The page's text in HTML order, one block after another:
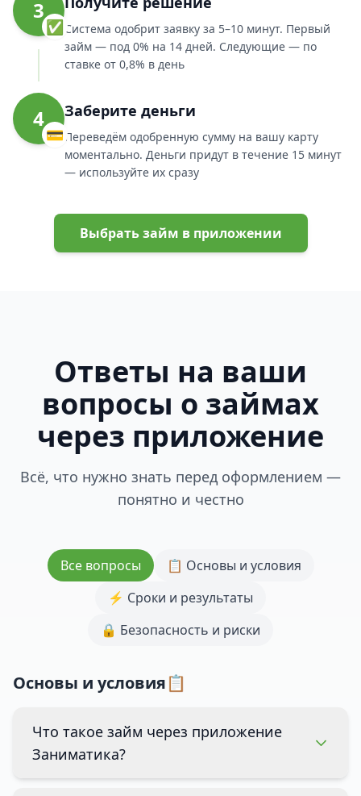
3
✅ Система одобрит заявку за 5–10 минут. Первый
займ — под 0% на 14 дней. Следующие — по
ставке от 0,8% в день
4
💳
Заберите деньги
Переведём одобренную сумму на вашу карту
моментально. Деньги придут в течение 15 минут
— используйте их сразу
Выбрать займ в приложении
Ответы на ваши
вопросы о займах
через приложение
Всё, что нужно знать перед оформлением —
понятно и честно
Все вопросы
📋 Основы и условия
⚡ Сроки и результаты
🔒 Безопасность и риски
Основы и условия📋
Что такое займ через приложение
Заниматика?